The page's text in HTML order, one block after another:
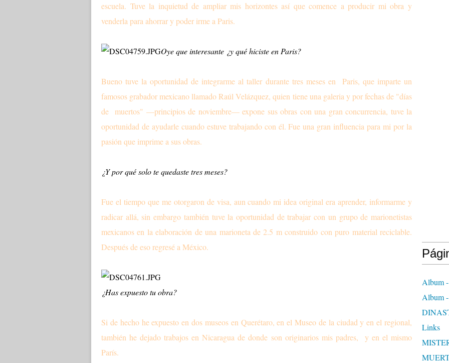
escuela. Tuve la inquietud de ampliar mis horizontes así que comence a producir mi obra y
venderla para ahorrar y poder irme a Paris.
Oye que interesante ¿y qué hiciste en Paris?
Bueno tuve la oportunidad de integrarme al taller durante tres meses en Paris, que imparte un
famosos grabador mexicano llamado Raúl Velázquez, quien tiene una galeria y por fechas de "días
de muertos" —principios de noviembre— expone sus obras con una gran concurrencia, tuve la
oportunidad de ayudarle cuando estuve trabajando con él. Fue una gran influencia para mi por la
pasión que imprime a sus obras.
¿Y por qué solo te quedaste tres meses?
Fue el tiempo que me otorgaron de visa, aun cuando mi idea original era aprender, informarme y
radicar allá, sin embargo también tuve la oportunidad de trabajar con un grupo de marionetistas
mexicanos en la elaboración de una marioneta de 2.5 m construido con puro material reciclable.
Después de eso regresé a México.
¿Has expuesto tu obra?
Si de hecho he expuesto en dos museos en Querétaro, en el Museo de la ciudad y en el regional,
también he dejado trabajos en Nicaragua de donde son originarios mis padres, y en el mismo
París.
Album
Album
Links